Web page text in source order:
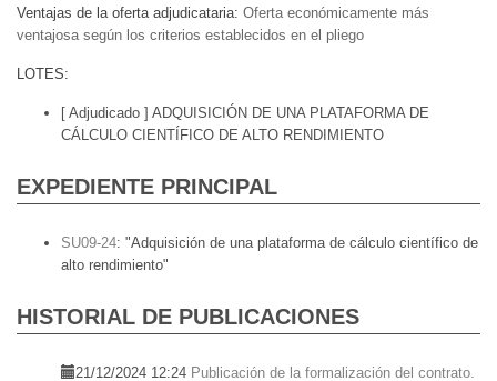
Ventajas de la oferta adjudicataria Oferta económicamente más
ventajosa según los criterios establecidos en el pliego
LOTES
[ Adjudicado ] ADQUISICIÓN DE UNA PLATAFORMA DE
CÁLCULO CIENTÍFICO DE ALTO RENDIMIENTO
EXPEDIENTE PRINCIPAL
SU09-24: "Adquisición de una plataforma de cálculo científico de
alto rendimiento"
HISTORIAL DE PUBLICACIONES
21/12/2024 12:24 Publicación de la formalización del contrato.